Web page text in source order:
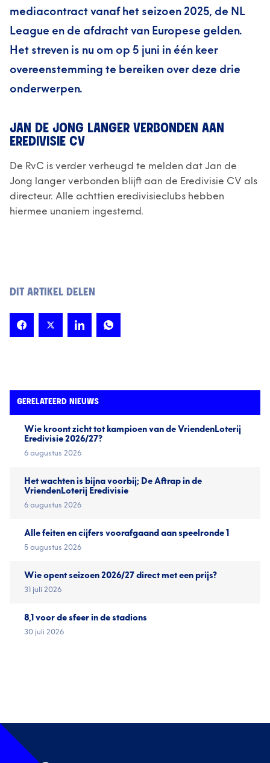
mediacontract vanaf het seizoen 2025, de NL
League en de afdracht van Europese gelden.
Het streven is nu om op 5 juni in één keer
overeenstemming te bereiken over deze drie
onderwerpen.
JAN DE JONG LANGER VERBONDEN AAN
EREDIVISIE CV
De RvC is verder verheugd te melden dat Jan de
Jong langer verbonden blijft aan de Eredivisie CV als
directeur. Alle achttien eredivisieclubs hebben
hiermee unaniem ingestemd.
DIT ARTIKEL DELEN
GERELATEERD NIEUWS
Wie kroont zicht tot kampioen van de VriendenLoterij
Eredivisie 2026/27?
6 augustus 2026
Het wachten is bijna voorbij; De Aftrap in de
VriendenLoterij Eredivisie
6 augustus 2026
Alle feiten en cijfers voorafgaand aan speelronde 1
5 augustus 2026
Wie opent seizoen 2026/27 direct met een prijs?
31 juli 2026
8,1 voor de sfeer in de stadions
30 juli 2026